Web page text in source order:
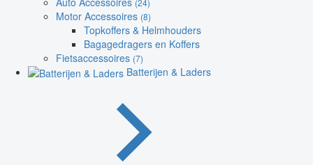
Motor Accessoires (8)
Topkoffers & Helmhouders
Bagagedragers en Koffers
Fietsaccessoires (7)
Batterijen & Laders